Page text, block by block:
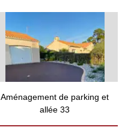
Aménagement de parking et
allée 33